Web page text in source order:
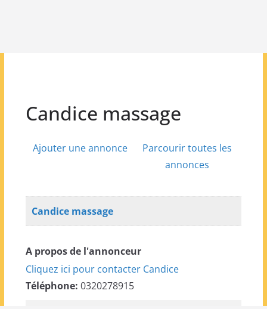
Candice massage
Ajouter une annonce
Parcourir toutes les
annonces
Candice massage
A propos de l'annonceur
Cliquez ici pour contacter Candice
Téléphone: 0320278915